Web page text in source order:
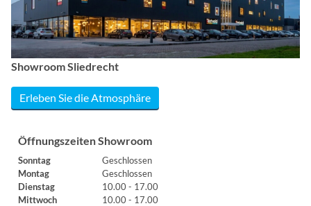
Showroom Sliedrecht
Erleben Sie die Atmosphäre
Öffnungszeiten Showroom
Sonntag
Geschlossen
Montag
Geschlossen
Dienstag
10.00 - 17.00
Mittwoch
10.00 - 17.00